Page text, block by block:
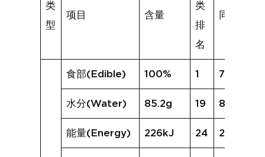
类
型
项目 含量
类
排
名
同类均值
食部(Edible) 100% 1 77%
水分(Water) 85.2g 19 84.1g
能量(Energy) 226kJ 24 254kJ